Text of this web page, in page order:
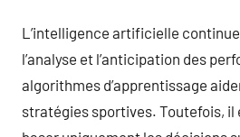
L’intelligence artificielle
l’analyse et l’anticipation des
algorithmes d’apprentissage
stratégies sportives. Toutefois, il